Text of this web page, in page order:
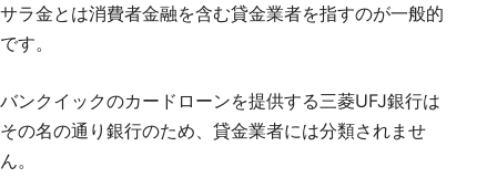
サラ金とは消費者金融を含む貸金業者を指すのが一般的
です。
バンクイックのカードローンを提供する三菱UFJ銀行は
その名の通り銀行のため、貸金業者には分類されませ
ん。